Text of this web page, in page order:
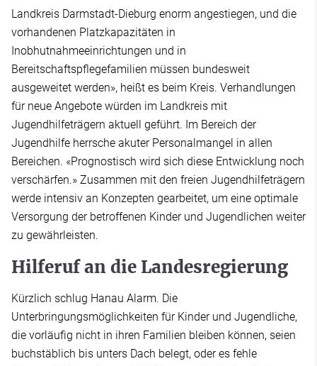
Landkreis Darmstadt-Dieburg enorm angestiegen, und die
vorhandenen Platzkapazitäten in
Inobhutnahmeeinrichtungen und in
Bereitschaftspflegefamilien müssen bundesweit
ausgeweitet werden», heißt es beim Kreis. Verhandlungen
für neue Angebote würden im Landkreis mit
Jugendhilfeträgern aktuell geführt. Im Bereich der
Jugendhilfe herrsche akuter Personalmangel in allen
Bereichen. «Prognostisch wird sich diese Entwicklung noch
verschärfen.» Zusammen mit den freien Jugendhilfeträgern
werde intensiv an Konzepten gearbeitet, um eine optimale
Versorgung der betroffenen Kinder und Jugendlichen weiter
zu gewährleisten.
Hilferuf an die Landesregierung
Kürzlich schlug Hanau Alarm. Die
Unterbringungsmöglichkeiten für Kinder und Jugendliche,
die vorläufig nicht in ihren Familien bleiben können, seien
buchstäblich bis unters Dach belegt, oder es fehle